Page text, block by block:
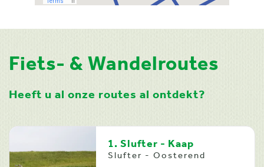
Fiets- & Wandelroutes
Heeft u al onze routes al ontdekt?
1. Slufter - Kaap
Slufter - Oosterend